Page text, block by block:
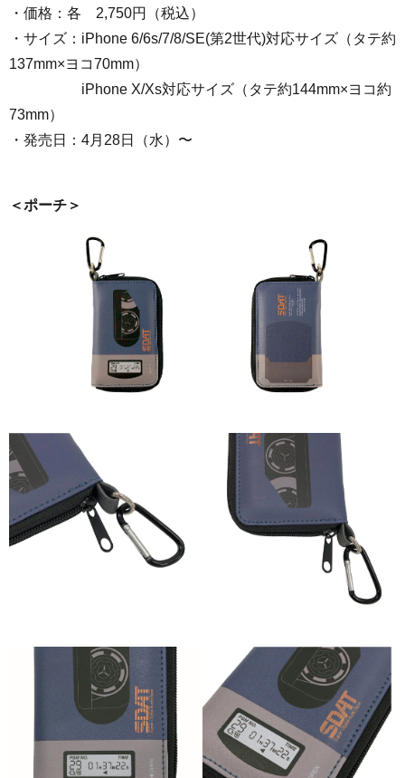
・価格：各 2,750円（税込）
・サイズ：iPhone 6/6s/7/8/SE(第2世代)対応サイズ（タテ約
137mm×ヨコ70mm）
iPhone X/Xs対応サイズ（タテ約144mm×ヨコ約
73mm）
・発売日：4月28日（水）〜
＜ポーチ＞